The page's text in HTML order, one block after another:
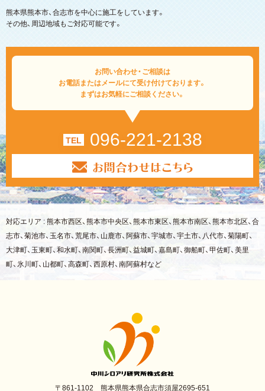
熊本県熊本市、合志市を中心に施工をしています。
その他、周辺地域もご対応可能です。
お問い合わせ・ご相談は
お電話またはメールにて受け付けております。
まずはお気軽にご相談ください。
TEL 096-221-2138
対応エリア : 熊本市西区、熊本市中央区、熊本市東区、熊本市南区、熊本市北区、合
志市、菊池市、玉名市、荒尾市、山鹿市、阿蘇市、宇城市、宇土市、八代市、菊陽町、
大津町、玉東町、和水町、南関町、長洲町、益城町、嘉島町、御船町、甲佐町、美里
町、氷川町、山都町、高森町、西原村、南阿蘇村など
〒861-1102 熊本県熊本県合志市須屋2695-651